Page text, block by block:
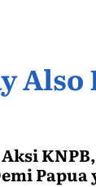
Also